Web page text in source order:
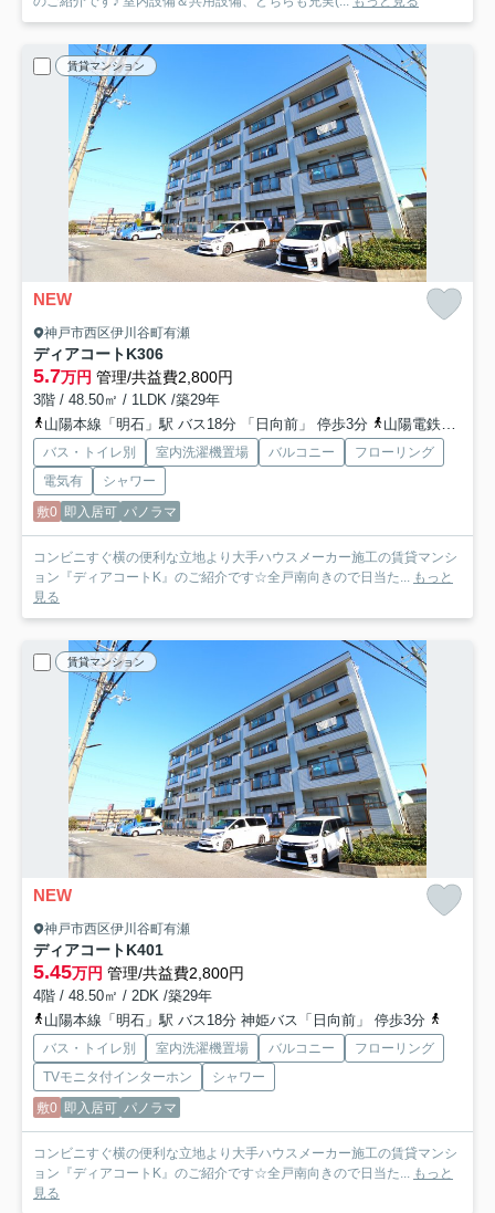
賃貸マンション
NEW
神戸市西区伊川谷町有瀬
ディアコートK306
5.7万円 管理/共益費2,800円
3階 / 48.50㎡ / 1LDK /築29年
山陽本線「明石」駅 バス18分 「日向前」 停歩3分
山陽電鉄本線「山陽明石」駅 バス18分 「日向前」 停歩3分
バス・トイレ別 室内洗濯機置場 バルコニー
フローリング
電気有
シャワー
敷0 即入居可 パノラマ
コンビニすぐ横の便利な立地より大手ハウスメーカー施工の賃貸マンシ
ョン『ディアコートK』のご紹介です☆全戸南向きので日当た... もっと
見る
賃貸マンション
NEW
神戸市西区伊川谷町有瀬
ディアコートK401
5.45万円 管理/共益費2,800円
4階 / 48.50㎡ / 2DK /築29年
山陽本線「明石」駅 バス18分 神姫バス「日向前」 停歩3分
バス・トイレ別 室内洗濯機置場 バルコニー
フローリング
TVモニタ付インターホン
シャワー
敷0 即入居可 パノラマ
コンビニすぐ横の便利な立地より大手ハウスメーカー施工の賃貸マンシ
ョン『ディアコートK』のご紹介です☆全戸南向きので日当た... もっと
見る